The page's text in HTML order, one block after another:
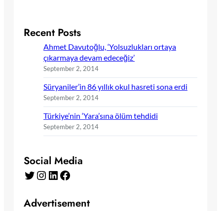
Recent Posts
Ahmet Davutoğlu, ‘Yolsuzlukları ortaya
çıkarmaya devam edeceğiz’
September 2, 2014
Süryaniler’in 86 yıllık okul hasreti sona erdi
September 2, 2014
Türkiye’nin ‘Yara’sına ölüm tehdidi
September 2, 2014
Social Media
Twitter Instagram LinkedIn Facebook
Advertisement